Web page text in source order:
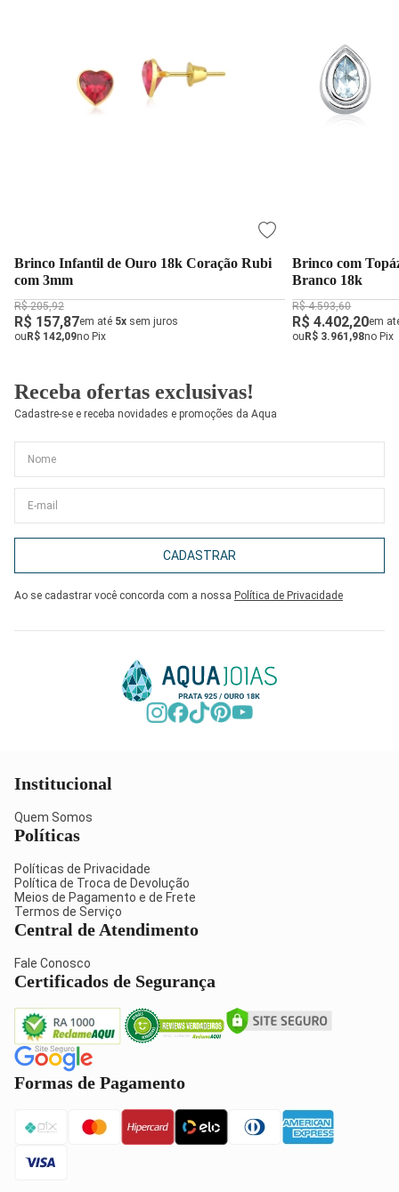
Brinco Infantil de Ouro 18k Coração Rubi
com 3mm
R$ 205,92
R$ 157,87em até 5x sem juros
ouR$ 142,09no Pix
Brinco com
Branco 18k
R$ 4.593,60
R$ 4.402,20em
ouR$ 3.961,98no Pix
Receba ofertas exclusivas!
Cadastre-se e receba novidades e promoções da Aqua
CADASTRAR
Ao se cadastrar você concorda com a nossa Política de Privacidade
Institucional
Quem Somos
Políticas
Políticas de Privacidade
Política de Troca de Devolução
Meios de Pagamento e de Frete
Termos de Serviço
Central de Atendimento
Fale Conosco
Certificados de Segurança
Formas de Pagamento